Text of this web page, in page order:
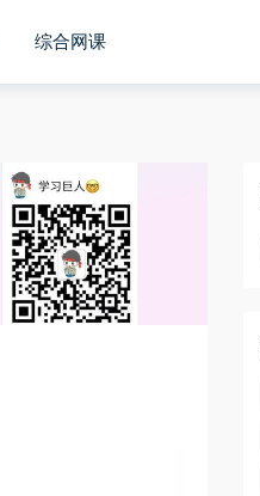
综合网课